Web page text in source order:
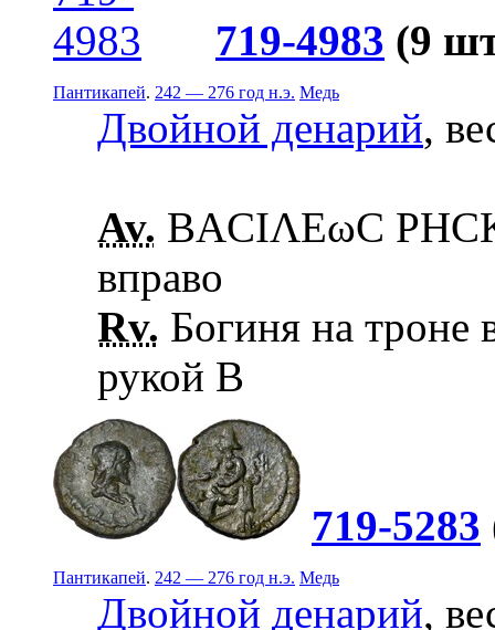
719-4983 (9
Пантикапей. 242 — 276 год н.э. Медь
Двойной денарий,
Av. ΒΑCΙΛΕωC
вправо
Rv. Богиня на троне
рукой В
719-5283
Пантикапей. 242 — 276 год н.э. Медь
Двойной денарий,